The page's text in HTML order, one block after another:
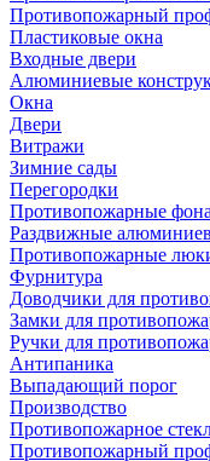
Противопожарный
Пластиковые окна
Входные двери
Алюминиевые
Окна
Двери
Витражи
Зимние сады
Перегородки
Противопожарные
Раздвижные
Противопожарные
Фурнитура
Доводчики для
Замки для
Ручки для
Антипаника
Выпадающий порог
Производство
Противопожарное
Противопожарный